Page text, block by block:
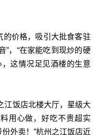
的价格，吸引大批食客驻
”，“在家能吃到现炒的硬
这情况足见酒楼的生意
江饭店北楼大厅，星级大
用心做，好吃不贵超实
外卖！”杭州之江饭店近